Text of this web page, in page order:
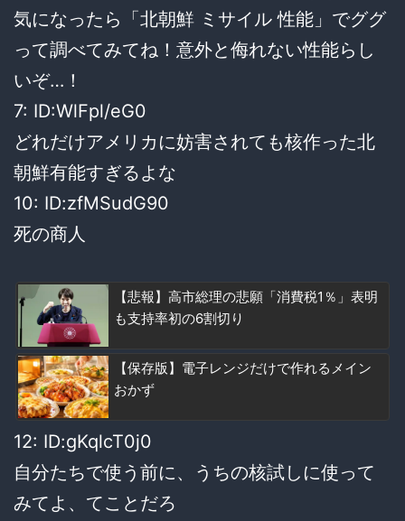
気になったら「北朝鮮 ミサイル 性能」でググ
って調べてみてね！意外と侮れない性能らし
いぞ…！
7: ID:WlFpl/eG0
どれだけアメリカに妨害されても核作った北
朝鮮有能すぎるよな
10: ID:zfMSudG90
死の商人
【悲報】高市総理の悲願「消費税1％」表明
も支持率初の6割切り
【保存版】電子レンジだけで作れるメイン
おかず
12: ID:gKqlcT0j0
自分たちで使う前に、うちの核試しに使って
みてよ、てことだろ